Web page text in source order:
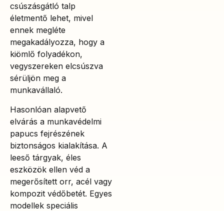
csúszásgátló talp
életmentő lehet, mivel
ennek megléte
megakadályozza, hogy a
kiömlő folyadékon,
vegyszereken elcsúszva
sérüljön meg a
munkavállaló.
Hasonlóan alapvető
elvárás a munkavédelmi
papucs fejrészének
biztonságos kialakítása. A
leeső tárgyak, éles
eszközök ellen véd a
megerősített orr, acél vagy
kompozit védőbetét. Egyes
modellek speciális